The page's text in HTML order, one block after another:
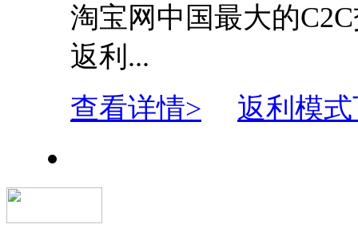
淘宝网中国最大的
返利...
查看详情>
返利模